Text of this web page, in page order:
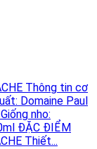
Thông tin cơ
Domaine Paul
nho:
ĐẶC ĐIỂM
Thiết...